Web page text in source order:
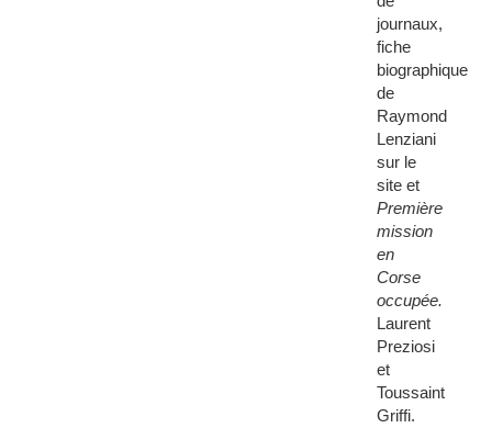
journaux,
fiche
biographique
de
Raymond
Lenziani
sur le
site et
Première
mission
en
Corse
occupée.
Laurent
Preziosi
et
Toussaint
Griffi.